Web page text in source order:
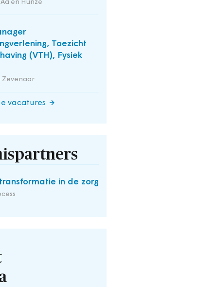
en Hunze
Toezicht
(VTH), Fysiek
Zevenaar
vacatures
in de zorg